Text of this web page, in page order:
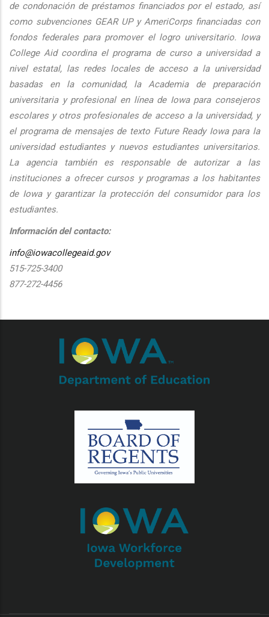
de condonación de préstamos financiados por el estado, así
como subvenciones GEAR UP y AmeriCorps financiadas con
fondos federales para promover el logro universitario. Iowa
College Aid coordina el programa de curso a universidad a
nivel estatal, las redes locales de acceso a la universidad
basadas en la comunidad, la Academia de preparación
universitaria y profesional en línea de Iowa para consejeros
escolares y otros profesionales de acceso a la universidad, y
el programa de mensajes de texto Future Ready Iowa para la
universidad estudiantes y nuevos estudiantes universitarios.
La agencia también es responsable de autorizar a las
instituciones a ofrecer cursos y programas a los habitantes
de Iowa y garantizar la protección del consumidor para los
estudiantes.
Información del contacto:
info@iowacollegeaid.gov
515-725-3400
877-272-4456